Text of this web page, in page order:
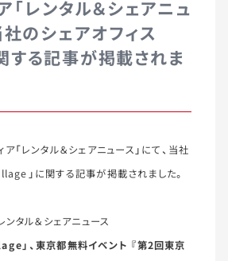
「レンタル＆シェアニュ
社のシェアオフィス
る記事が掲載されま
「レンタル＆シェアニュース」にて、当社
」に関する記事が掲載されました。
ル＆シェアニュース
」、東京都無料イベント 『第2回東京